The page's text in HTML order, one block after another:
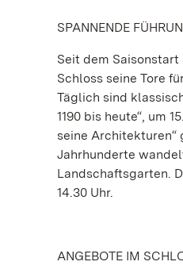
SPANNENDE
Seit dem
Schloss seine Tore
Täglich sind
1190 bis heute“, um
seine Architekturen“
Jahrhunderte
Landschaftsgarten.
14.30 Uhr.
ANGEBOTE IM